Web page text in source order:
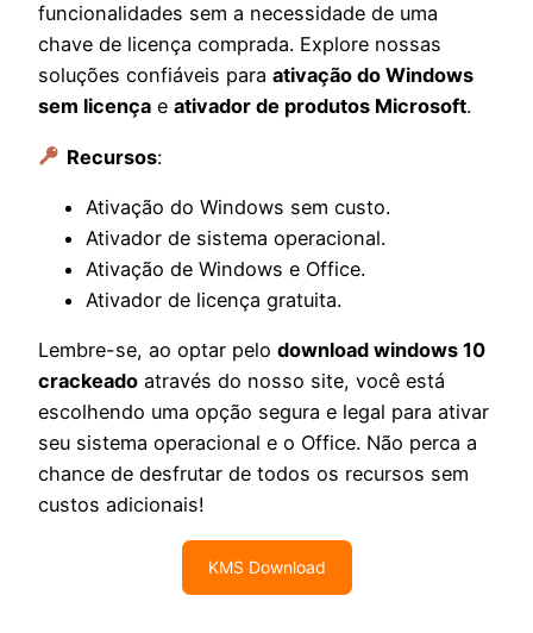
funcionalidades sem a necessidade de uma
chave de licença comprada. Explore nossas
soluções confiáveis para ativação do Windows
sem licença e ativador de produtos Microsoft.
Recursos:
Ativação do Windows sem custo.
Ativador de sistema operacional.
Ativação de Windows e Office.
Ativador de licença gratuita.
Lembre-se, ao optar pelo download windows 10
crackeado através do nosso site, você está
escolhendo uma opção segura e legal para ativar
seu sistema operacional e o Office. Não perca a
chance de desfrutar de todos os recursos sem
custos adicionais!
KMS Download